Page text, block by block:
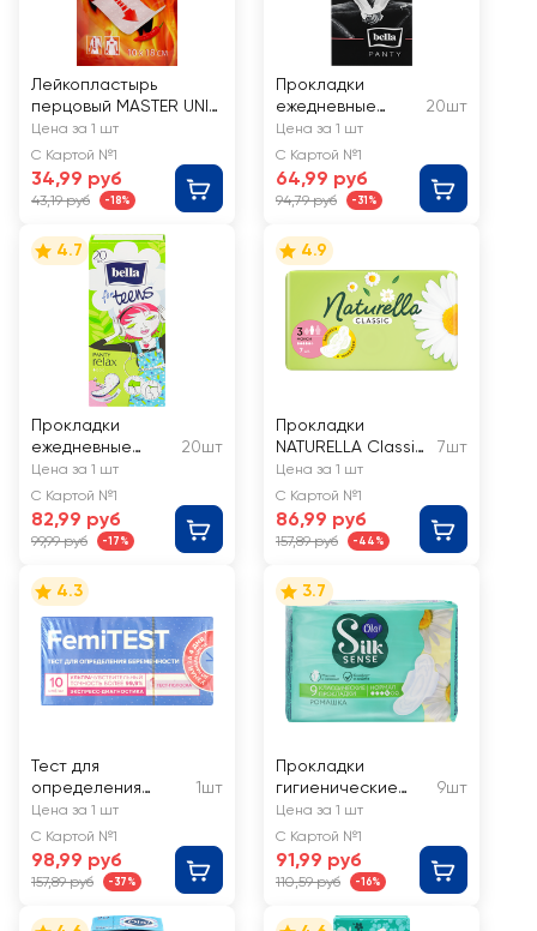
Лейкопластырь
перцовый MASTER UNI
перфорированный
10х18см
Цена за 1 шт
С Картой №1
34,99 руб
43,19 руб -18%
Прокладки
ежедневные
BELLA Panty My
way Aroma
20шт
Цена за 1 шт
С Картой №1
64,99 руб
94,79 руб -31%
4.7
Прокладки
ежедневные
BELLA For teens
Relax deo
ультратонкие
20шт
Цена за 1 шт
С Картой №1
82,99 руб
99,99 руб -17%
4.9
Прокладки
NATURELLA Classic
Maxi
ароматизированн
ые, с крылышками
7шт
Цена за 1 шт
С Картой №1
86,99 руб
157,89 руб -44%
4.3
Тест для
определения
беременности
FEMITEST
ультрачувствитель
ный 10мМЕ
1шт
Цена за 1 шт
С Картой №1
98,99 руб
157,89 руб -37%
3.7
Прокладки
гигиенические
OLA! Silk Sense
Ромашка
9шт
Цена за 1 шт
С Картой №1
91,99 руб
110,59 руб -16%